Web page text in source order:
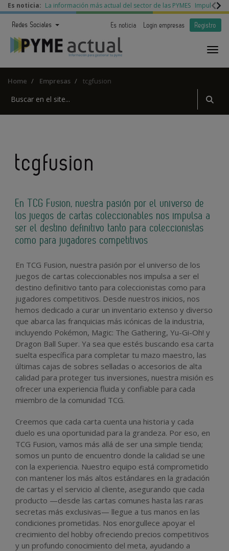
Es noticia: La información más actual del sector de las PYMES Impulso a
Redes Sociales Es noticia Login empresas Registro
Home Empresas tcgfusion
tcgfusion
En TCG Fusion, nuestra pasión por el universo de
los juegos de cartas coleccionables nos impulsa a
ser el destino definitivo tanto para coleccionistas
como para jugadores competitivos
En TCG Fusion, nuestra pasión por el universo de los
juegos de cartas coleccionables nos impulsa a ser el
destino definitivo tanto para coleccionistas como para
jugadores competitivos. Desde nuestros inicios, nos
hemos dedicado a curar un inventario extenso y diverso
que abarca las franquicias más icónicas de la industria,
incluyendo Pokémon, Magic: The Gathering, Yu-Gi-Oh! y
Dragon Ball Super. Ya sea que estés buscando esa carta
suelta específica para completar tu mazo maestro, las
últimas cajas de sobres selladas o accesorios de alta
calidad para proteger tus inversiones, nuestra misión es
ofrecer una experiencia fluida y confiable para cada
miembro de la comunidad TCG.
Creemos que cada carta cuenta una historia y cada
duelo es una oportunidad para la grandeza. Por eso, en
TCG Fusion, vamos más allá de ser una simple tienda;
somos un punto de encuentro donde la calidad se une
con la experiencia. Nuestro equipo está comprometido
con mantener los más altos estándares en la gradación
de cartas y el servicio al cliente, asegurando que cada
producto —desde las cartas comunes hasta las raras
secretas más exclusivas— llegue a tus manos en las
condiciones prometidas. Nos enorgullece apoyar el
crecimiento del hobby ofreciendo precios competitivos
y un profundo conocimiento del meta, ayudando a